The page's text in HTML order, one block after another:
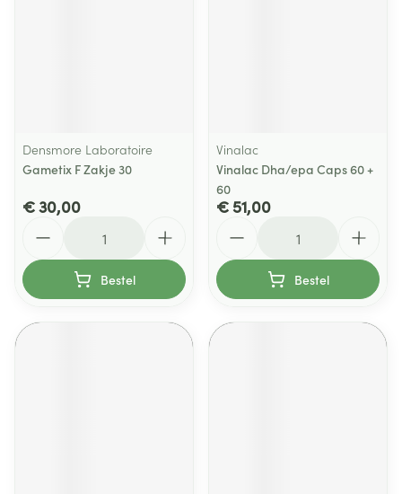
Densmore Laboratoire
Gametix F Zakje 30
€ 30,00
Bestel
Vinalac
Vinalac Dha/epa Caps 60 +
60
€ 51,00
Bestel